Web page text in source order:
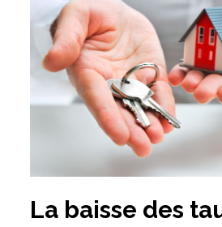
La baisse des